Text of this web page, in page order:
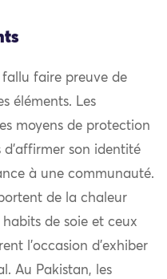
fallu faire preuve de
éléments. Les
moyens de protection
son identité
à une communauté.
de la chaleur
habits de soie et ceux
l’occasion d’exhiber
Au Pakistan, les